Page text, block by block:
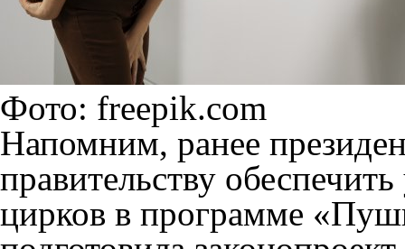
Фото: freepik.com
Напомним, ранее
правительству
цирков в программе